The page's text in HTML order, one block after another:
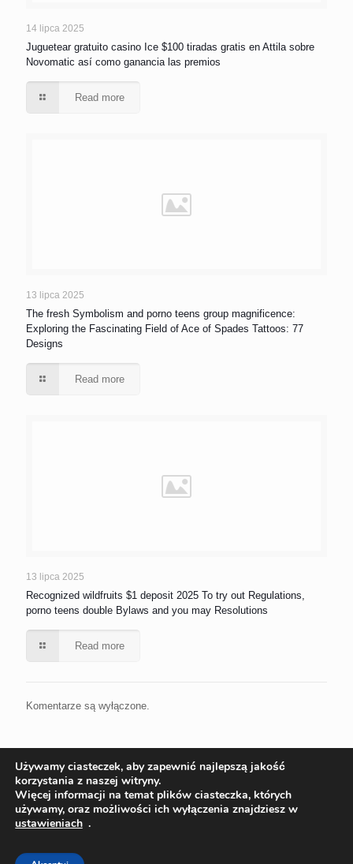
14 lipca 2025
Juguetear gratuito casino Ice $100 tiradas gratis en Attila sobre
Novomatic así­ como ganancia las premios
Read more
13 lipca 2025
The fresh Symbolism and porno teens group magnificence:
Exploring the Fascinating Field of Ace of Spades Tattoos: 77
Designs
Read more
13 lipca 2025
Recognized wildfruits $1 deposit 2025 To try out Regulations,
porno teens double Bylaws and you may Resolutions
Read more
Komentarze są wyłączone.
© 2022 Ekoinstal Roman Piłat | Wszelkie prawa zastrzeżone
Używamy ciasteczek, aby zapewnić najlepszą jakość
korzystania z naszej witryny.
Więcej informacji na temat plików ciasteczka, których
używamy, oraz możliwości ich wyłączenia znajdziesz w
ustawieniach .